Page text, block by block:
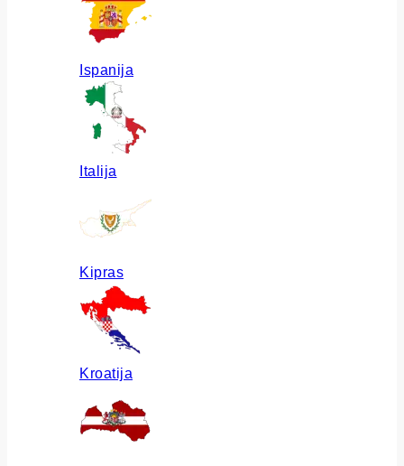
Ispanija
Italija
Kipras
Kroatija